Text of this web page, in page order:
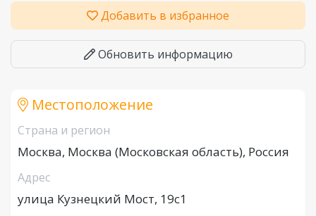
Добавить в избранное
Обновить информацию
Местоположение
Страна и регион
Москва, Москва (Московская область), Россия
Адрес
улица Кузнецкий Мост, 19с1